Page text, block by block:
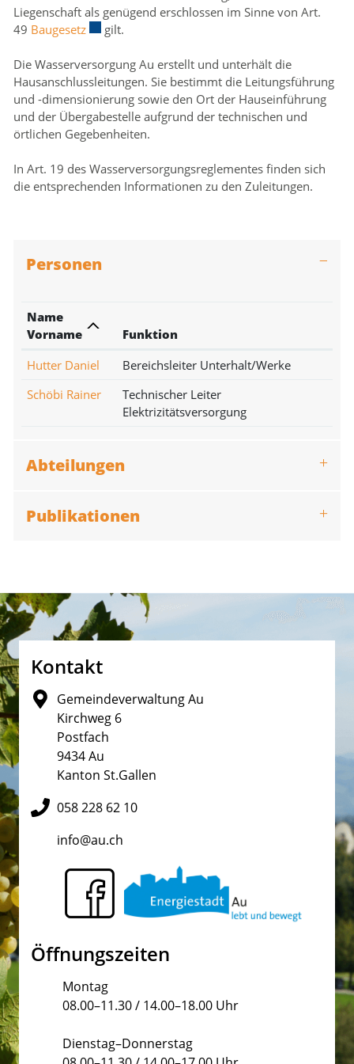
Liegenschaft als genügend erschlossen im Sinne von Art.
49 Baugesetz Externer Link wird in einem neuen Fenster
gilt.
Die Wasserversorgung Au erstellt und unterhält die
Hausanschlussleitungen. Sie bestimmt die Leitungsführung
und -dimensionierung sowie den Ort der Hauseinführung
und der Übergabestelle aufgrund der technischen und
örtlichen Gegebenheiten.
In Art. 19 des Wasserversorgungsreglementes finden sich
die entsprechenden Informationen zu den Zuleitungen.
Zugehörige Objekte
Personen
Name
Vorname
Funktion
Hutter Daniel
Bereichsleiter Unterhalt/Werke
Schöbi Rainer
Technischer Leiter
Elektrizitätsversorgung
Abteilungen
Publikationen
Fusszeile
Kontakt
Gemeindeverwaltung Au
Kirchweg 6
Postfach
9434 Au
Kanton St.Gallen
058 228 62 10
info@au.ch
Öffnungszeiten
Montag
08.00–11.30 / 14.00–18.00 Uhr
Dienstag–Donnerstag